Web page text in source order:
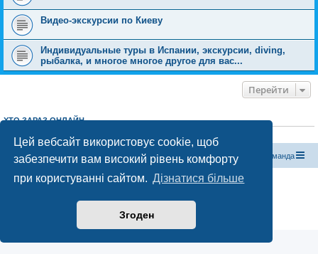
Цей вебсайт використовує cookie, щоб
забезпечити вам високий рівень комфорту
при користуванні сайтом. Дізнатися більше
Згоден
Видео-экскурсии по Киеву
Индивидуальные туры в Испании, экскурсии, diving,
рыбалка, и многое многое другое для вас...
Перейти
ХТО ЗАРАЗ ОНЛАЙН
Магазин спорядження Туристичний форум «Рюкзак» Команда
Працює на phpBB® Forum Software © phpBB Limited